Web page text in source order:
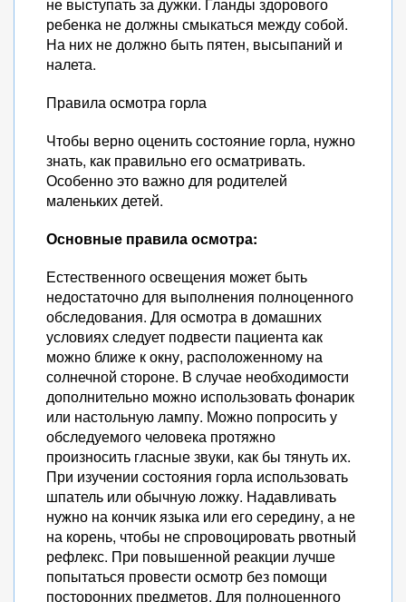
ребенка не должны смыкаться между собой.
На них не должно быть пятен, высыпаний и
налета.
Правила осмотра горла
Чтобы верно оценить состояние горла, нужно
знать, как правильно его осматривать.
Особенно это важно для родителей
маленьких детей.
Основные правила осмотра:
Естественного освещения может быть
недостаточно для выполнения полноценного
обследования. Для осмотра в домашних
условиях следует подвести пациента как
можно ближе к окну, расположенному на
солнечной стороне. В случае необходимости
дополнительно можно использовать фонарик
или настольную лампу. Можно попросить у
обследуемого человека протяжно
произносить гласные звуки, как бы тянуть их.
При изучении состояния горла использовать
шпатель или обычную ложку. Надавливать
нужно на кончик языка или его середину, а не
на корень, чтобы не спровоцировать рвотный
рефлекс. При повышенной реакции лучше
попытаться провести осмотр без помощи
посторонних предметов. Для полноценного